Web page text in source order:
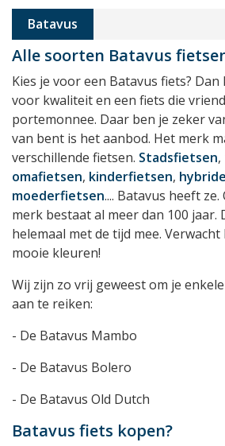
Batavus
Alle soorten Batavus
Kies je voor een Batavus fiets?
voor kwaliteit en een fiets die
portemonnee. Daar ben je zeker
van bent is het aanbod. Het merk
verschillende fietsen. Stadsfietsen,
omafietsen, kinderfietsen,
moederfietsen.... Batavus heeft ze.
merk bestaat al meer dan 100 jaar.
helemaal met de tijd mee.
mooie kleuren!
Wij zijn zo vrij geweest om je
aan te reiken:
- De Batavus Mambo
- De Batavus Bolero
- De Batavus Old Dutch
Batavus fiets kopen?